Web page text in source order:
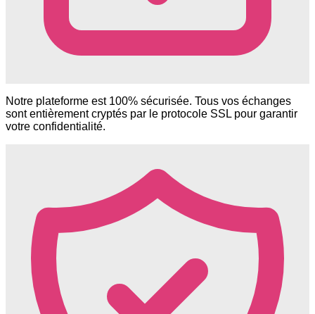
Notre plateforme est 100% sécurisée. Tous vos échanges
sont entièrement cryptés par le protocole SSL pour garantir
votre confidentialité.